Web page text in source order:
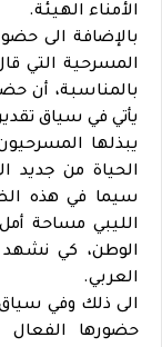
الأمناء الهيئة.
بالإضافة الى
المسرحية التي
بالمناسبة، أن
يأتي في سياق
يبذلها
الحياة من جديد
سيما في هذه
الليبي مساحة
الوطن، كي
العربي.
الى ذلك وفي
حضورها الفعال